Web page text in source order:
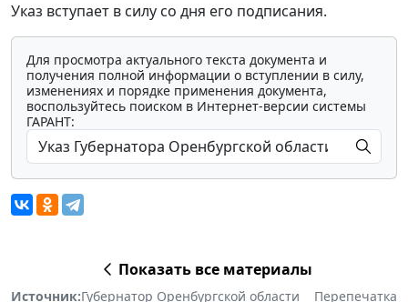
Указ вступает в силу со дня его подписания.
Для просмотра актуального текста документа и
получения полной информации о вступлении в силу,
изменениях и порядке применения документа,
воспользуйтесь поиском в Интернет-версии системы
ГАРАНТ:
Показать все материалы
Источник:Губернатор Оренбургской области Перепечатка